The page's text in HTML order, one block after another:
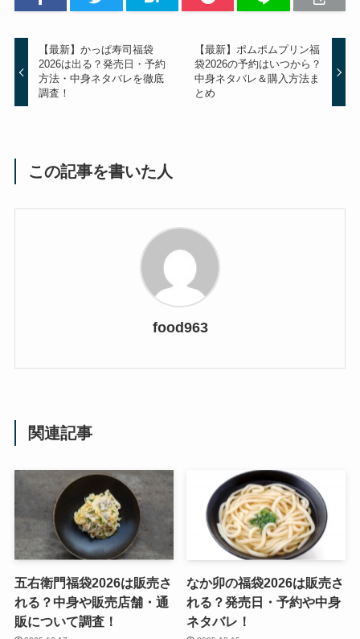
【最新】かっぱ寿司福袋
2026は出る？発売日・予約
方法・中身ネタバレを徹底
調査！
【最新】ポムポムプリン福
袋2026の予約はいつから？
中身ネタバレ＆購入方法ま
とめ
この記事を書いた人
food963
関連記事
五右衛門福袋2026は販売さ
れる？中身や販売店舗・通
販について調査！
なか卯の福袋2026は販売さ
れる？発売日・予約や中身
ネタバレ！